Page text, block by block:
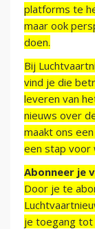
platforms te
maar ook
doen.
Bij
vind je die
leveren van
nieuws over
maakt ons
een stap voor
Abonneer je
Door je te
je toegang tot